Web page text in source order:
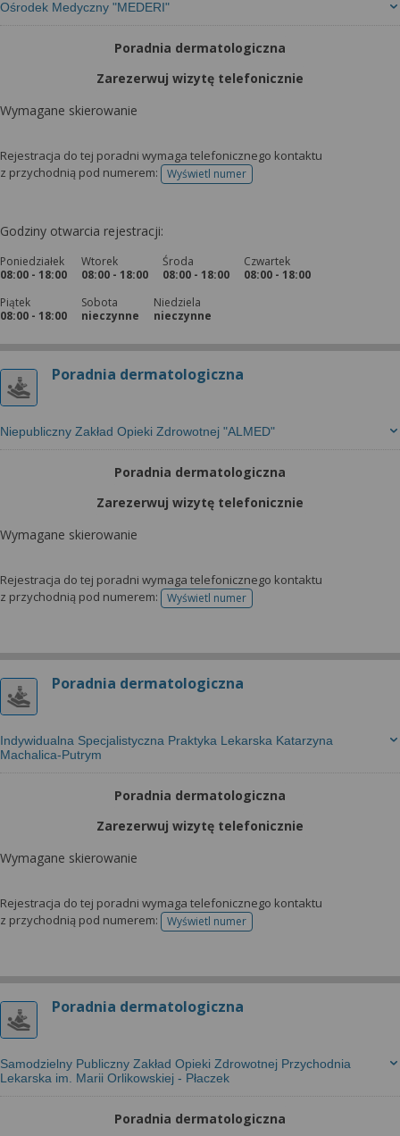
Ośrodek Medyczny "MEDERI"
Poradnia dermatologiczna
Zarezerwuj wizytę telefonicznie
Wymagane skierowanie
Rejestracja do tej poradni wymaga telefonicznego kontaktu
z przychodnią pod numerem:
Wyświetl numertelefonu do rejestracji
Godziny otwarcia rejestracji:
Poniedziałek
08:00 - 18:00
Wtorek
08:00 - 18:00
Środa
08:00 - 18:00
Czwartek
08:00 - 18:00
Piątek
08:00 - 18:00
Sobota
nieczynne
Niedziela
nieczynne
Poradnia dermatologiczna
Niepubliczny Zakład Opieki Zdrowotnej "ALMED"
Poradnia dermatologiczna
Zarezerwuj wizytę telefonicznie
Wymagane skierowanie
Rejestracja do tej poradni wymaga telefonicznego kontaktu
z przychodnią pod numerem:
Wyświetl numertelefonu do rejestracji
Poradnia dermatologiczna
Indywidualna Specjalistyczna Praktyka Lekarska Katarzyna
Machalica-Putrym
Poradnia dermatologiczna
Zarezerwuj wizytę telefonicznie
Wymagane skierowanie
Rejestracja do tej poradni wymaga telefonicznego kontaktu
z przychodnią pod numerem:
Wyświetl numertelefonu do rejestracji
Poradnia dermatologiczna
Samodzielny Publiczny Zakład Opieki Zdrowotnej Przychodnia
Lekarska im. Marii Orlikowskiej - Płaczek
Poradnia dermatologiczna